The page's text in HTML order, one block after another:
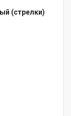
(стрелки)